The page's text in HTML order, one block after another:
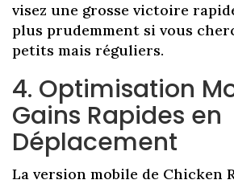
visez une grosse victoire
plus prudemment si vous
petits mais réguliers.
4. Optimisation
Gains Rapides en
Déplacement
La version mobile de Chicken